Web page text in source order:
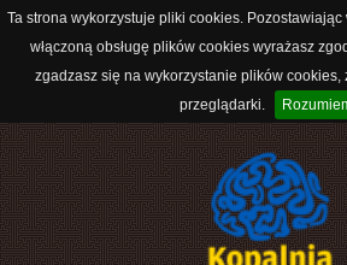
Ta strona wykorzystuje pliki cookies.
włączoną obsługę plików cookies wyrażasz
zgadzasz się na wykorzystanie plików
przeglądarki.